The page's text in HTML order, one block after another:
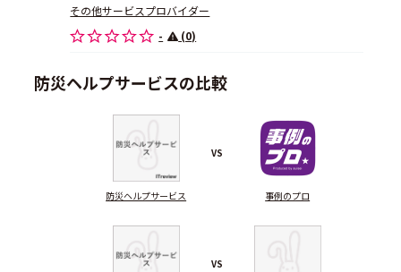
その他サービスプロバイダー
-
(0)
防災ヘルプサービスの比較
防災ヘルプサービス
VS
事例のプロ
VS